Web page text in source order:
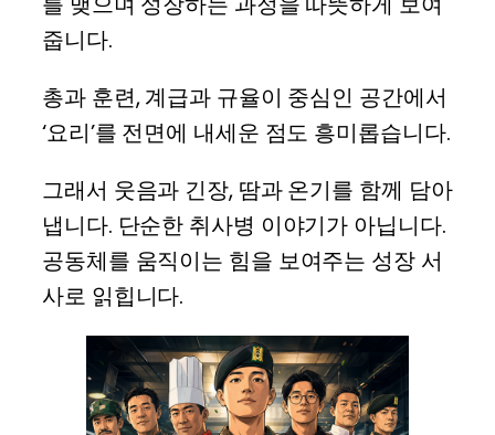
줍니다.
총과 훈련, 계급과 규율이 중심인 공간에서
‘요리’를 전면에 내세운 점도 흥미롭습니다.
그래서 웃음과 긴장, 땀과 온기를 함께 담아
냅니다. 단순한 취사병 이야기가 아닙니다.
공동체를 움직이는 힘을 보여주는 성장 서
사로 읽힙니다.